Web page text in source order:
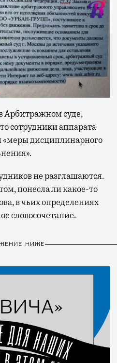
Арбитражном суде,
сотрудники аппарата
дисциплинарного
не разглашаются.
понесла ли какое-то
в чьих определениях
словосочетание.
НИЖЕ